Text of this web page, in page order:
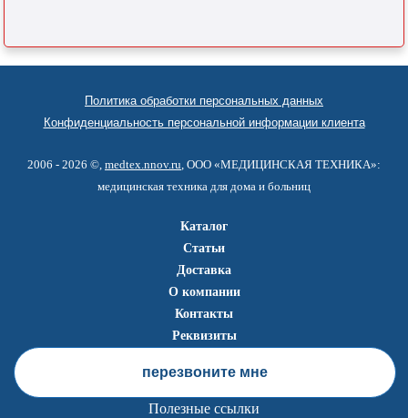
Политика обработки персональных данных
Конфиденциальность персональной информации клиента
2006 - 2026 ©, medtex.nnov.ru, ООО «МЕДИЦИНСКАЯ ТЕХНИКА»:
медицинская техника для дома и больниц
Каталог
Статьи
Доставка
О компании
Контакты
Реквизиты
перезвоните мне
Полезные ссылки